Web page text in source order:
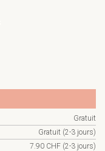
Gratuit
Gratuit (2-3 jours)
7.90 CHF (2-3 jours)